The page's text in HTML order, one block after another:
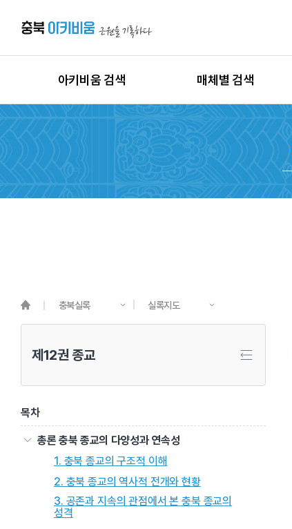
아키비움 검색
상세검색
지역별 검색
시대별 검색
매체별 검색
이미지
동영상
음원
충북실록 실록지도
제12권 종교
목차
총론 충북 종교의 다양성과 연속성
1. 충북 종교의 구조적 이해
2. 충북 종교의 역사적 전개와 현황
3. 공존과 지속의 관점에서 본 충북 종교의
성격